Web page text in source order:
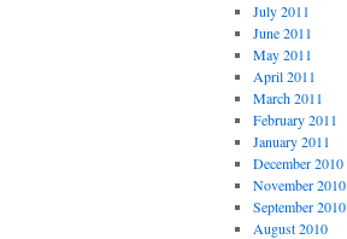
July 2011
June 2011
May 2011
April 2011
March 2011
February 2011
January 2011
December 2010
November 2010
September 2010
August 2010